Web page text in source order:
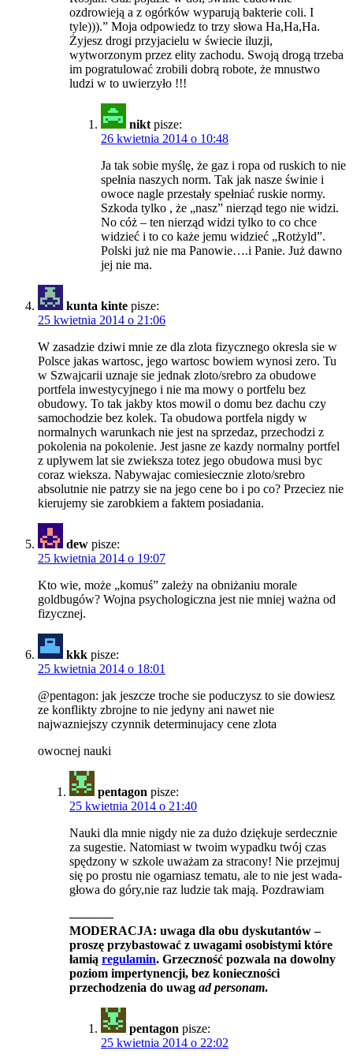
ozdrowieją a z ogórków wyparują bakterie coli. I
tyle))).” Moja odpowiedz to trzy słowa Ha,Ha,Ha.
Żyjesz drogi przyjacielu w świecie iluzji,
wytworzonym przez elity zachodu. Swoją drogą trzeba
im pogratulować zrobili dobrą robote, że mnustwo
ludzi w to uwierzyło !!!
nikt pisze:
26 kwietnia 2014 o 10:48
Ja tak sobie myślę, że gaz i ropa od ruskich to nie
spełnia naszych norm. Tak jak nasze świnie i
owoce nagle przestały spełniać ruskie normy.
Szkoda tylko , że „nasz” nierząd tego nie widzi.
No cóż – ten nierząd widzi tylko to co chce
widzieć i to co każe jemu widzieć „Rotżyld”.
Polski już nie ma Panowie….i Panie. Już dawno
jej nie ma.
kunta kinte pisze:
25 kwietnia 2014 o 21:06
W zasadzie dziwi mnie ze dla zlota fizycznego okresla sie w
Polsce jakas wartosc, jego wartosc bowiem wynosi zero. Tu
w Szwajcarii uznaje sie jednak zloto/srebro za obudowe
portfela inwestycyjnego i nie ma mowy o portfelu bez
obudowy. To tak jakby ktos mowil o domu bez dachu czy
samochodzie bez kolek. Ta obudowa portfela nigdy w
normalnych warunkach nie jest na sprzedaz, przechodzi z
pokolenia na pokolenie. Jest jasne ze kazdy normalny portfel
z uplywem lat sie zwieksza totez jego obudowa musi byc
coraz wieksza. Nabywajac comiesiecznie zloto/srebro
absolutnie nie patrzy sie na jego cene bo i po co? Przeciez nie
kierujemy sie zarobkiem a faktem posiadania.
dew pisze:
25 kwietnia 2014 o 19:07
Kto wie, może „komuś” zależy na obniżaniu morale
goldbugów? Wojna psychologiczna jest nie mniej ważna od
fizycznej.
kkk pisze:
25 kwietnia 2014 o 18:01
@pentagon: jak jeszcze troche sie poduczysz to sie dowiesz
ze konflikty zbrojne to nie jedyny ani nawet nie
najwazniejszy czynnik determinujacy cene zlota
owocnej nauki
pentagon pisze:
25 kwietnia 2014 o 21:40
Nauki dla mnie nigdy nie za dużo dziękuje serdecznie
za sugestie. Natomiast w twoim wypadku twój czas
spędzony w szkole uważam za stracony! Nie przejmuj
się po prostu nie ogarniasz tematu, ale to nie jest wada-
głowa do góry,nie raz ludzie tak mają. Pozdrawiam
———–
MODERACJA: uwaga dla obu dyskutantów –
proszę przybastować z uwagami osobistymi które
łamią regulamin. Grzeczność pozwala na dowolny
poziom impertynencji, bez konieczności
przechodzenia do uwag ad personam.
pentagon pisze:
25 kwietnia 2014 o 22:02